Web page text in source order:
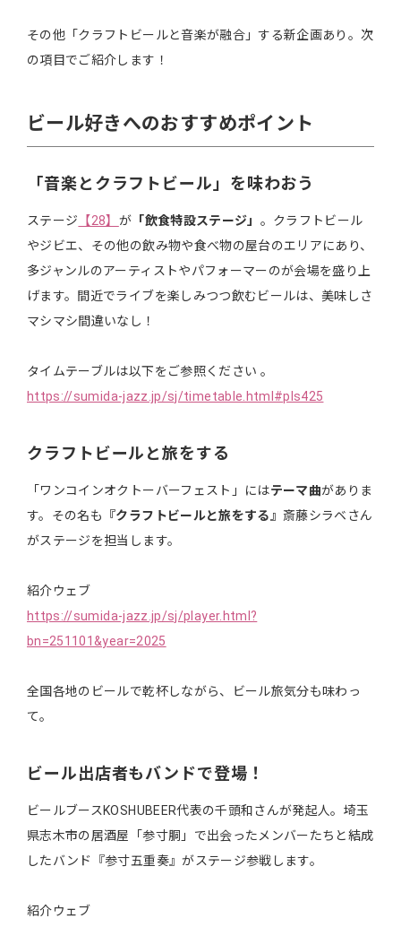
その他「クラフトビールと音楽が融合」する新企画あり。次
の項目でご紹介します！
ビール好きへのおすすめポイント
「音楽とクラフトビール」を味わおう
ステージ 【28】 が 「飲食特設ステージ」 。クラフトビール
やジビエ、その他の飲み物や食べ物の屋台のエリアにあり、
多ジャンルのアーティストやパフォーマーのが会場を盛り上
げます。間近でライブを楽しみつつ飲むビールは、美味しさ
マシマシ間違いなし！
タイムテーブルは以下をご参照ください 。
https://sumida-jazz.jp/sj/timetable.html#pls425
クラフトビールと旅をする
「ワンコインオクトーバーフェスト」にはテーマ曲がありま
す。その名も
『クラフトビールと旅をする』 斎藤シラベさん
がステージを担当します。
紹介ウェブ
https://sumida-jazz.jp/sj/player.html?
bn=251101&year=2025
全国各地のビールで乾杯しながら、ビール旅気分も味わっ
て。
ビール出店者もバンドで登場！
ビールブースKOSHUBEER代表の千頭和さんが発起人。埼玉
県志木市の居酒屋「参寸胴」で出会ったメンバーたちと結成
したバンド『参寸五重奏』がステージ参戦します。
紹介ウェブ